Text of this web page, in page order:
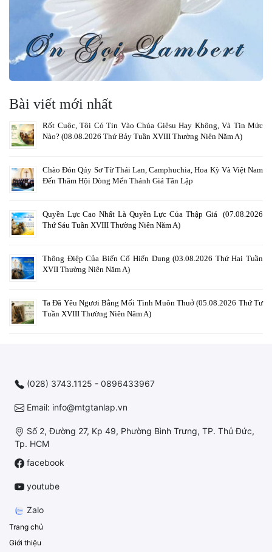
Bài viết mới nhất
Rốt Cuộc, Tôi Có Tin Vào Chúa Giêsu Hay Không, Và Tin Mức
Nào? (08.08.2026 Thứ Bảy Tuần XVIII Thường Niên Năm A)
Chào Đón Qúy Sơ Từ Thái Lan, Camphuchia, Hoa Kỳ Và Việt Nam
Đến Thăm Hội Dòng Mến Thánh Giá Tân Lập
Quyền Lực Cao Nhất Là Quyền Lực Của Thập Giá (07.08.2026
Thứ Sáu Tuần XVIII Thường Niên Năm A)
Thông Điệp Của Biến Cố Hiển Dung (03.08.2026 Thứ Hai Tuần
XVII Thường Niên Năm A)
Ta Đã Yêu Ngươi Bằng Mối Tình Muôn Thuở (05.08.2026 Thứ Tư
Tuần XVIII Thường Niên Năm A)
(028) 3743.1125 - 0896433967
Email: info@mtgtanlap.vn
Số 2, Đường 27, Kp 49, Phường Bình Trưng, TP. Thủ Đức,
Tp. HCM
facebook
youtube
Zalo
Trang chủ
Giới thiệu